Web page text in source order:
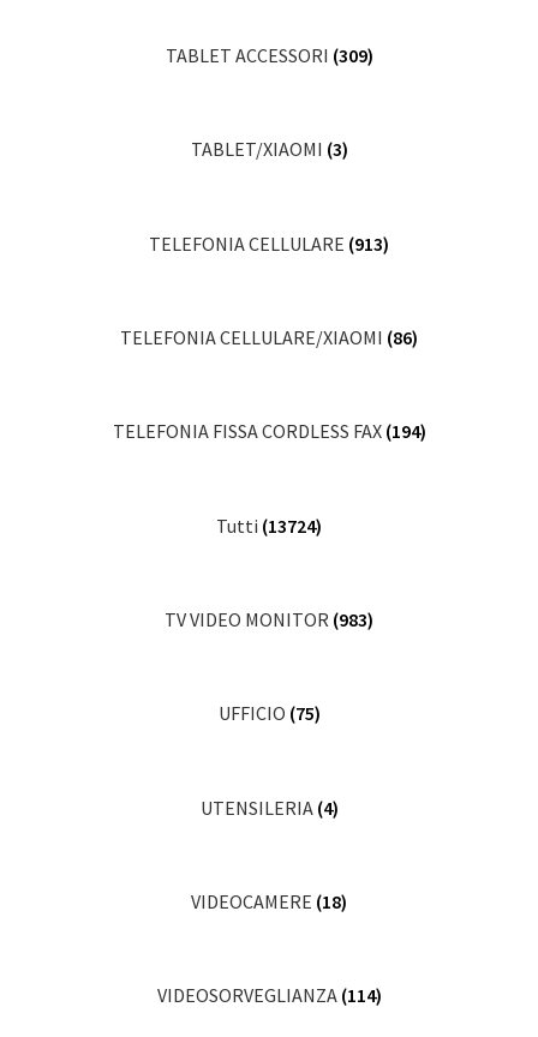
TABLET ACCESSORI (309)
TABLET/XIAOMI (3)
TELEFONIA CELLULARE (913)
TELEFONIA CELLULARE/XIAOMI (86)
TELEFONIA FISSA CORDLESS FAX (194)
Tutti (13724)
TV VIDEO MONITOR (983)
UFFICIO (75)
UTENSILERIA (4)
VIDEOCAMERE (18)
VIDEOSORVEGLIANZA (114)